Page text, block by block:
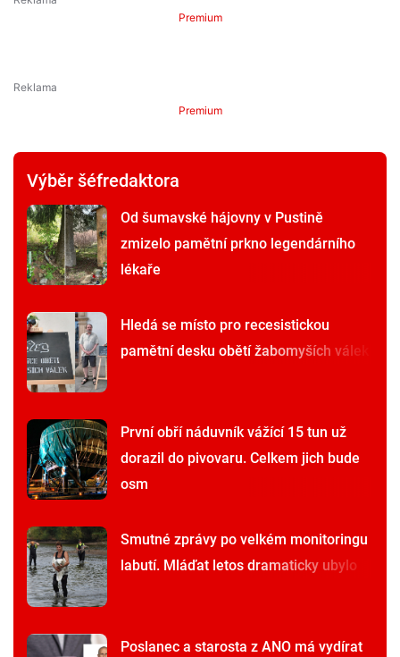
Premium
Premium
Výběr šéfredaktora
Od šumavské hájovny v Pustině
zmizelo pamětní prkno legendárního
lékaře
Hledá se místo pro recesistickou
pamětní desku obětí žabomyších válek
První obří náduvník vážící 15 tun už
dorazil do pivovaru. Celkem jich bude
osm
Smutné zprávy po velkém monitoringu
labutí. Mláďat letos dramaticky ubylo
Poslanec a starosta z ANO má vydírat